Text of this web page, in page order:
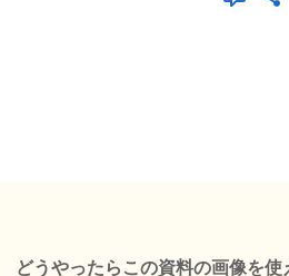
どうやったらこの資料の画像を使